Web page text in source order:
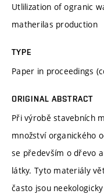
Utlilization of ogranic
matherilas production
TYPE
Paper in proceedings
ORIGINAL ABSTRACT
Při výrobě stavebních
množství organického
se především o dřevo
látky. Tyto materiály
často jsou